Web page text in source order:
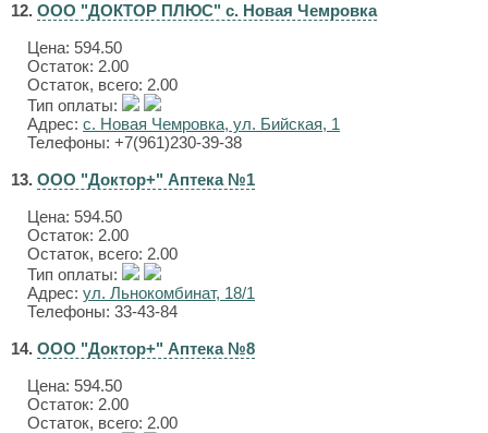
12. ООО "ДОКТОР ПЛЮС" с. Новая Чемровка
Цена: 594.50
Остаток: 2.00
Остаток, всего: 2.00
Тип оплаты:
Адрес: с. Новая Чемровка, ул. Бийская, 1
Телефоны: +7(961)230-39-38
13. ООО "Доктор+" Аптека №1
Цена: 594.50
Остаток: 2.00
Остаток, всего: 2.00
Тип оплаты:
Адрес: ул. Льнокомбинат, 18/1
Телефоны: 33-43-84
14. ООО "Доктор+" Аптека №8
Цена: 594.50
Остаток: 2.00
Остаток, всего: 2.00